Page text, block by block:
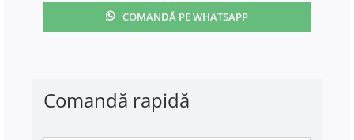
COMANDĂ PE WHATSAPP
Comandă rapidă